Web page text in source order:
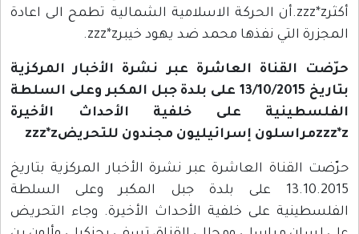
أكثرzzz*z.أن الحركة الاسلامية الشمالية تطمح الى اعادة
المجزرة التي نفذها محمد ضد يهود خيبرzzz*z.
حرّضت القناة العاشرة عبر نشرة الأخبار المركزية
بتاريخ 13/10/2015 على بلدة جبل المكبر وعلى السلطة
الفلسطينية على خلفية الأحداث الأخيرة
zzz*zمراسلون إسرائيليون مجندون للتحريضzzz*z
حرّضت القناة العاشرة عبر نشرة الأخبار المركزية بتاريخ
13.10.2015 على بلدة جبل المكبر وعلى السلطة
الفلسطينية على خلفية الأحداث الأخيرة. وجاء التحريض